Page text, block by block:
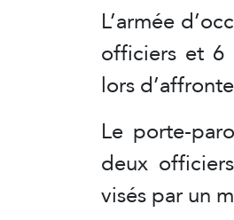
L’armée
officiers et 6
lors
Le porte-
deux
visés par un